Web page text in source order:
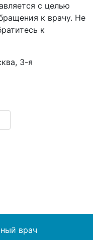
с целью
к врачу. Не
к
3-я
врач